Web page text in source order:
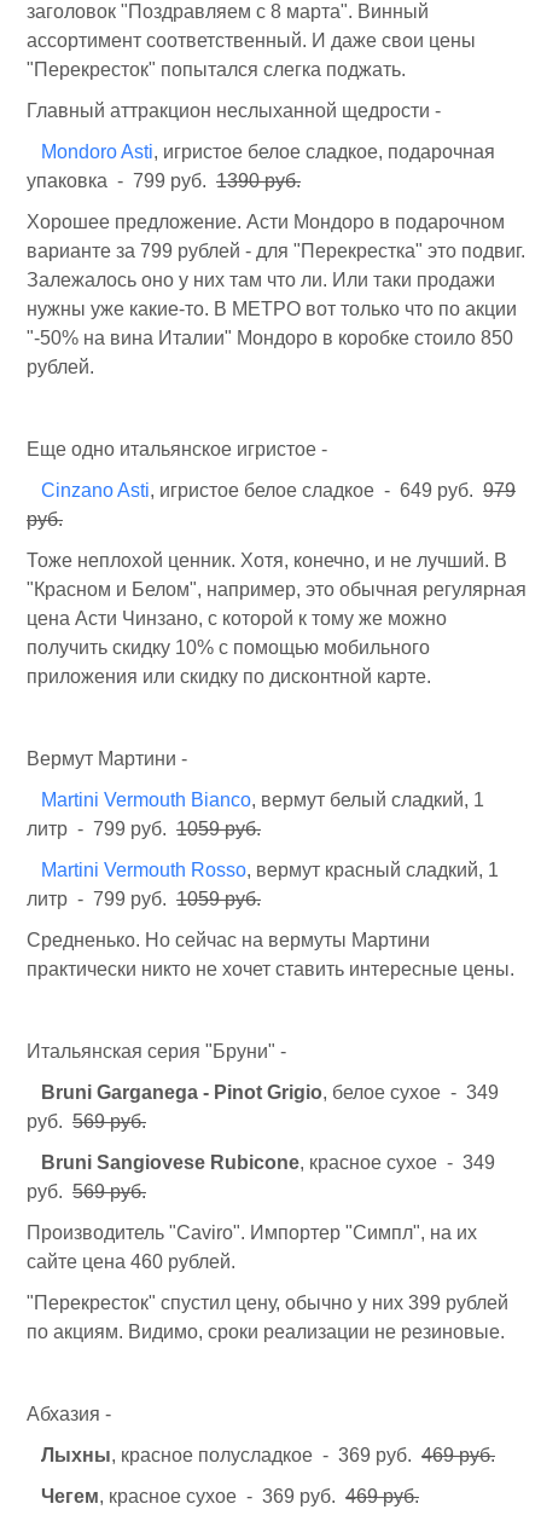
заголовок "Поздравляем с 8 марта". Винный
ассортимент соответственный. И даже свои цены
"Перекресток" попытался слегка поджать.
Главный аттракцион неслыханной щедрости -
Mondoro Asti, игристое белое сладкое, подарочная
упаковка - 799 руб. 1390 руб.
Хорошее предложение. Асти Мондоро в подарочном
варианте за 799 рублей - для "Перекрестка" это подвиг.
Залежалось оно у них там что ли. Или таки продажи
нужны уже какие-то. В МЕТРО вот только что по акции
"-50% на вина Италии" Мондоро в коробке стоило 850
рублей.
Еще одно итальянское игристое -
Cinzano Asti, игристое белое сладкое - 649 руб. 979
руб.
Тоже неплохой ценник. Хотя, конечно, и не лучший. В
"Красном и Белом", например, это обычная регулярная
цена Асти Чинзано, с которой к тому же можно
получить скидку 10% с помощью мобильного
приложения или скидку по дисконтной карте.
Вермут Мартини -
Martini Vermouth Bianco, вермут белый сладкий, 1
литр - 799 руб. 1059 руб.
Martini Vermouth Rosso, вермут красный сладкий, 1
литр - 799 руб. 1059 руб.
Средненько. Но сейчас на вермуты Мартини
практически никто не хочет ставить интересные цены.
Итальянская серия "Бруни" -
Bruni Garganega - Pinot Grigio, белое сухое - 349
руб. 569 руб.
Bruni Sangiovese Rubicone, красное сухое - 349
руб. 569 руб.
Производитель "Caviro". Импортер "Симпл", на их
сайте цена 460 рублей.
"Перекресток" спустил цену, обычно у них 399 рублей
по акциям. Видимо, сроки реализации не резиновые.
Абхазия -
Лыхны, красное полусладкое - 369 руб. 469 руб.
Чегем, красное сухое - 369 руб. 469 руб.